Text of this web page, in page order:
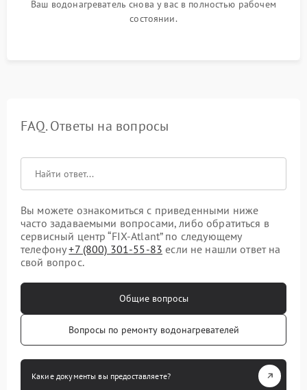
Ваш водонагреватель снова у вас в полностью рабочем
состоянии.
FAQ. Ответы на вопросы
Вы можете ознакомиться с приведенными ниже
часто задаваемыми вопросами, либо обратиться в
сервисный центр “FIX-Atlant” по следующему
телефону+7 (800) 301-55-83 если не нашли ответ на
свой вопрос.
Общие вопросы
Вопросы по ремонту водонагревателей
Какие документы вы предоставляете?